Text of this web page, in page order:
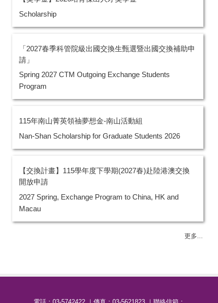
Scholarship
「2027春季科管院級出國交換生甄選暨出國交換補助申
請」
Spring 2027 CTM Outgoing Exchange Students
Program
115年南山菁英領䄂夢想金-南山活動組
Nan-Shan Scholarship for Graduate Students 2026
【交換計畫】115學年度下學期(2027春)赴陸港澳交換
開放申請
2027 Spring, Exchange Program to China, HK and
Macau
更多...